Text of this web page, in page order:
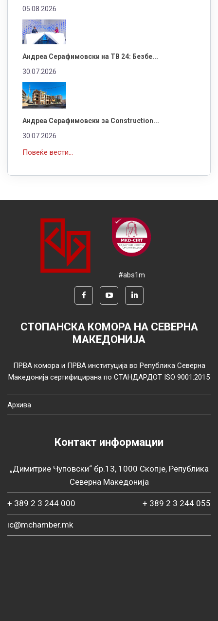
05.08.2026
Андреа Серафимовски на ТВ 24: Безбе...
30.07.2026
Андреа Серафимовски за Construction...
30.07.2026
Повеќе вести...
#abs1m
СТОПАНСКА КОМОРА НА СЕВЕРНА
МАКЕДОНИЈА
ПРВА комора и ПРВА институција во Република Северна
Македонија сертифицирана по СТАНДАРДОТ ISO 9001:2015
Архива
Контакт информации
„Димитрие Чуповски“ бр.13, 1000 Скопје, Република
Северна Македонија
+ 389 2 3 244 000 + 389 2 3 244 055
ic@mchamber.mk